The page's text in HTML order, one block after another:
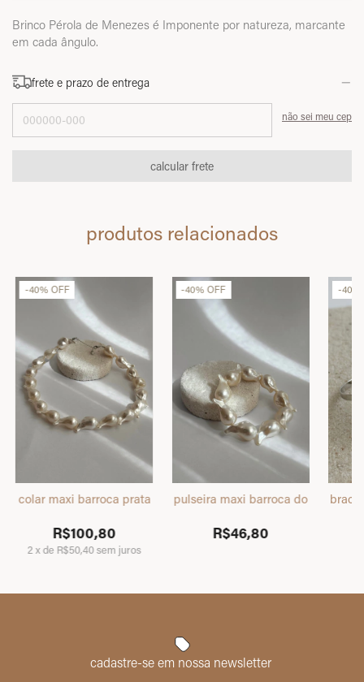
Brinco Pérola de Menezes é Imponente por natureza, marcante
em cada ângulo.
frete e prazo de entrega
Entregas para o CEP:
não sei meu cep
calcular frete
produtos relacionados
azul claro dourado
-40% OFF
colar maxi barroca prata
R$100,80
2 xde R$50,40sem juros
-40% OFF
pulseira maxi barroca dourado
R$46,80
-40
cadastre-se em nossa newsletter